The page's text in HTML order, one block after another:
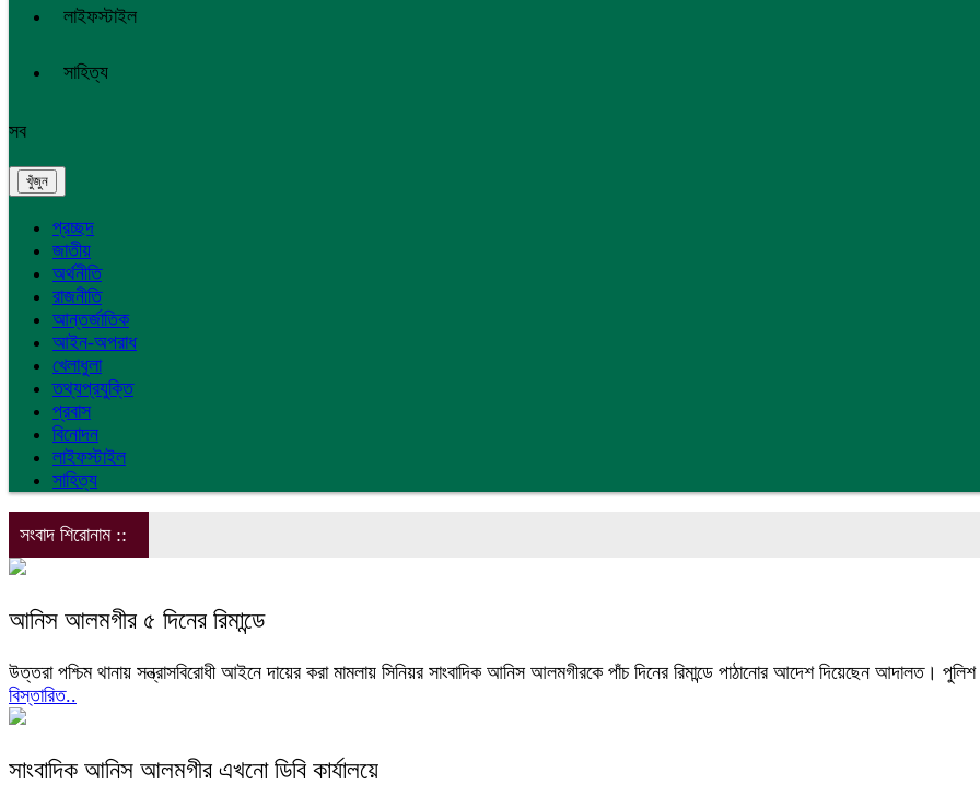
লাইফস্টাইল
সাহিত্য
সব
প্রচ্ছদ
জাতীয়
অর্থনীতি
রাজনীতি
আন্তর্জাতিক
আইন-অপরাধ
খেলাধুলা
তথ্যপ্রযুক্তি
প্রবাস
বিনোদন
লাইফস্টাইল
সাহিত্য
সংবাদ শিরোনাম ::
আনিস আলমগীর ৫ দিনের রিমান্ডে
উত্তরা পশ্চিম থানায় সন্ত্রাসবিরোধী আইনে দায়ের করা মামলায় সিনিয়র সাংবাদিক আনিস আলমগীরকে পাঁচ দিনের রিমান্ডে পাঠানোর আদেশ দিয়েছেন আদালত। পুলিশ
বিস্তারিত..
সাংবাদিক আনিস আলমগীর এখনো ডিবি কার্যালয়ে